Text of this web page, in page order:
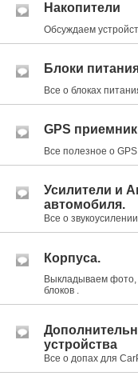
Накопители
Обсуждаем
Блоки
Все о блоках
GPS
Все полезное о
Усилители и
автомобиля.
Все о
Корпуса.
Выкладываем фото,
блоков .
устройства
Все о допах для